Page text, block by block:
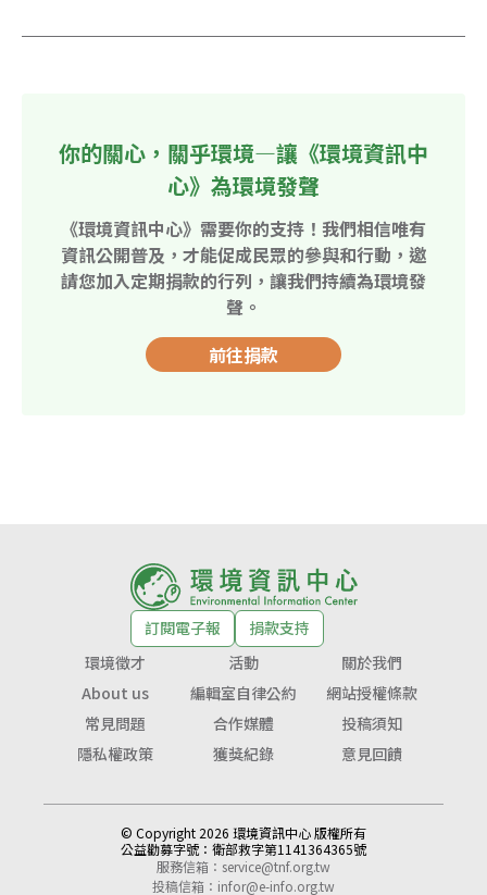
你的關心，關乎環境—讓《環境資訊中
心》為環境發聲
《環境資訊中心》需要你的支持！我們相信唯有
資訊公開普及，才能促成民眾的參與和行動，邀
請您加入定期捐款的行列，讓我們持續為環境發
聲。
前往捐款
訂閱電子報
捐款支持
環境徵才
活動
關於我們
About us
編輯室自律公約
網站授權條款
常見問題
合作媒體
投稿須知
隱私權政策
獲獎紀錄 意見回饋
© Copyright 2026 環境資訊中心 版權所有
公益勸募字號： 衛部救字第1141364365號
服務信箱： service@tnf.org.tw
投稿信箱： infor@e-info.org.tw